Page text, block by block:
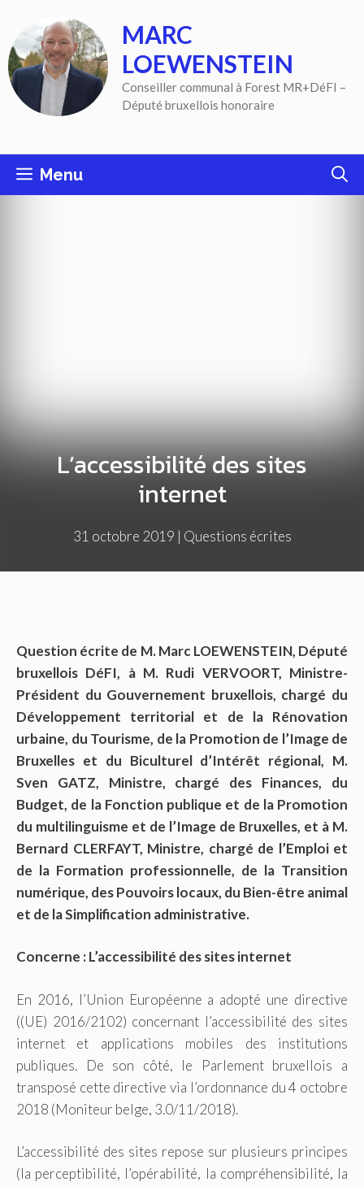
contenu
MARC
LOEWENSTEIN
Conseiller communal à Forest MR+DéFI –
Député bruxellois honoraire
Menu
L’accessibilité des sites
internet
31 octobre 2019 | Questions écrites
Question écrite de M. Marc LOEWENSTEIN, Député
bruxellois DéFI, à M. Rudi VERVOORT, Ministre-
Président du Gouvernement bruxellois, chargé du
Développement territorial et de la Rénovation
urbaine, du Tourisme, de la Promotion de l’Image de
Bruxelles et du Biculturel d’Intérêt régional, M.
Sven GATZ, Ministre, chargé des Finances, du
Budget, de la Fonction publique et de la Promotion
du multilinguisme et de l’Image de Bruxelles, et à M.
Bernard CLERFAYT, Ministre, chargé de l’Emploi et
de la Formation professionnelle, de la Transition
numérique, des Pouvoirs locaux, du Bien-être animal
et de la Simplification administrative.
Concerne : L’accessibilité des sites internet
En 2016, l’Union Européenne a adopté une directive
((UE) 2016/2102) concernant l’accessibilité des sites
internet et applications mobiles des institutions
publiques. De son côté, le Parlement bruxellois a
transposé cette directive via l’ordonnance du 4 octobre
2018 (Moniteur belge, 3.0/11/2018).
L’accessibilité des sites repose sur plusieurs principes
(la perceptibilité, l’opérabilité, la compréhensibilité, la